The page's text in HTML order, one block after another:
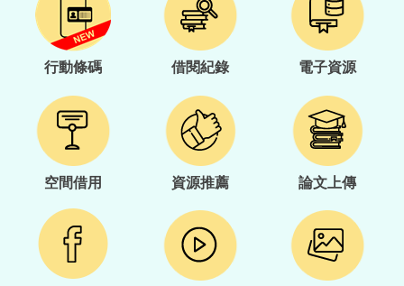
行動條碼 借閱紀錄 電子資源
空間借用 資源推薦 論文上傳